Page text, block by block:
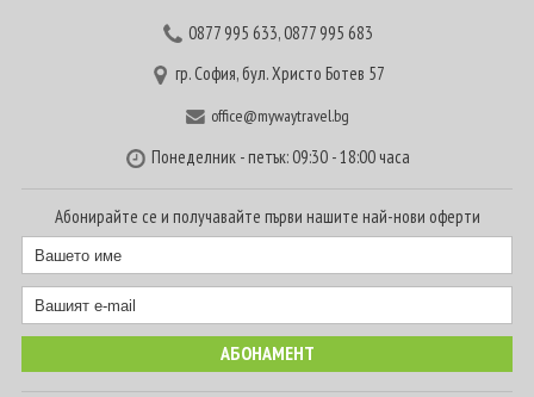
0877 995 633,0877 995 683
гр. София, бул. Христо Ботев 57
office@mywaytravel.bg
Понеделник - петък: 09:30 - 18:00 часа
Абонирайте се и получавайте първи нашите най-нови оферти